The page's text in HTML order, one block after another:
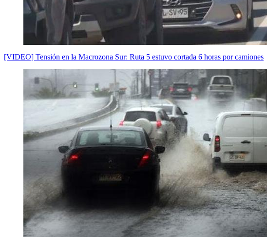
[VIDEO] Tensión en la Macrozona Sur: Ruta 5 estuvo cortada 6 horas por camiones